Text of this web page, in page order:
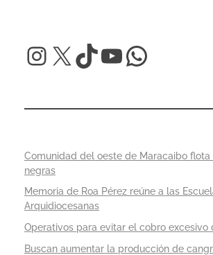
Comunidad del oeste de Maracaibo flota
negras
Memoria de Roa Pérez reúne a las
Arquidiocesanas
Operativos para evitar el cobro excesivo
Buscan aumentar la producción de